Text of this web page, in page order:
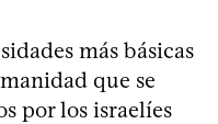
más básicas
que se
por los israelíes